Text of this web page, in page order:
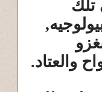
تلك
والعتاد.